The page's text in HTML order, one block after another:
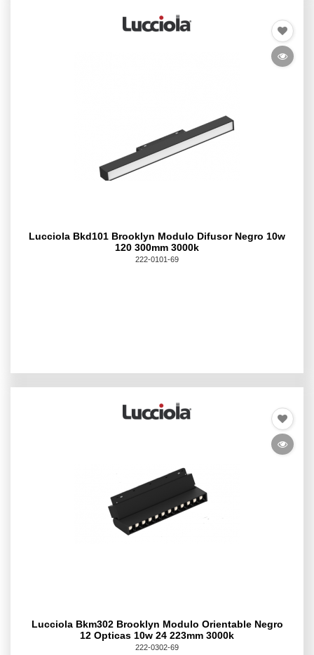
Lucciola Bkd101 Brooklyn Modulo Difusor Negro 10w
120 300mm 3000k
222-0101-69
Lucciola Bkm302 Brooklyn Modulo Orientable Negro
12 Opticas 10w 24 223mm 3000k
222-0302-69